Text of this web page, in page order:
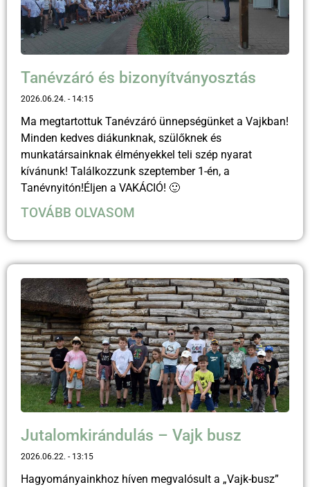
Tanévzáró és bizonyítványosztás
2026.06.24. 14:15
Ma megtartottuk Tanévzáró ünnepségünket a Vajkban!
Minden kedves diákunknak, szülőknek és
munkatársainknak élményekkel teli szép nyarat
kívánunk! Találkozzunk szeptember 1-én, a
Tanévnyitón!Éljen a VAKÁCIÓ! 🙂
TOVÁBB OLVASOM
Jutalomkirándulás – Vajk busz
2026.06.22. 13:15
Hagyományainkhoz híven megvalósult a „Vajk-busz”